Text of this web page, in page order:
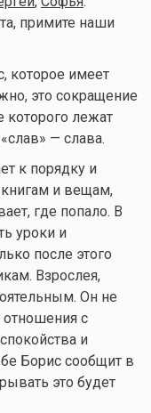
примите наши
которое имеет
это сокращение
которого лежат
— слава.
к порядку и
книгам и вещам,
где попало. В
уроки и
после этого
Взрослея,
Он не
отношения с
и
Борис сообщит в
это будет